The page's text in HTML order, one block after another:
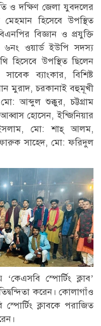
ও দক্ষিণ জেলা যুবদলের
হিসেবে উপস্থিত
বিজ্ঞান ও প্রযুক্তি
ওয়ার্ড ইউপি সদস্য
হিসেবে উপস্থিত ছিলেন
ব্যাংকার, বিশিষ্ট
মুরাদ, চরকানাই বহুমূখী
আব্দুল শুক্কুর, চট্টগ্রাম
হোসেন, ইন্জিনিয়ার
মো: শাহ্ আলম,
সাহেদ, মো: ফরিদুল
স্পোর্টিং ক্লাব’
করেন। কোলাগাঁও
ক্লাবকে পরাজিত